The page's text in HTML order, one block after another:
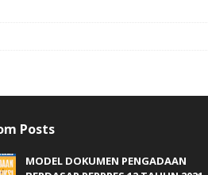
Posts
MODEL DOKUMEN PENGADAAN